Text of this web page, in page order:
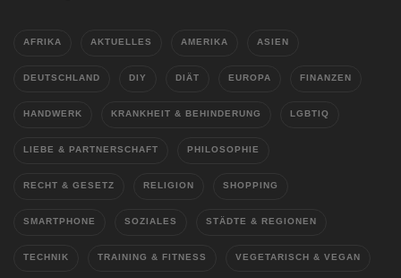
AFRIKA AKTUELLES AMERIKA ASIEN
DEUTSCHLAND DIY DIÄT EUROPA FINANZEN
HANDWERK KRANKHEIT & BEHINDERUNG LGBTIQ
LIEBE & PARTNERSCHAFT PHILOSOPHIE
RECHT & GESETZ RELIGION SHOPPING
SMARTPHONE SOZIALES STÄDTE & REGIONEN
TECHNIK TRAINING & FITNESS VEGETARISCH & VEGAN